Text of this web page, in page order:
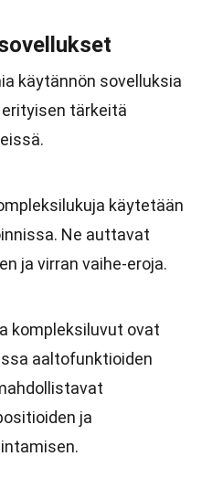
käytännön sovelluksia
tärkeitä
käytetään
Ne auttavat
ja virran vaihe-eroja.
kompleksiluvut ovat
aaltofunktioiden
ja